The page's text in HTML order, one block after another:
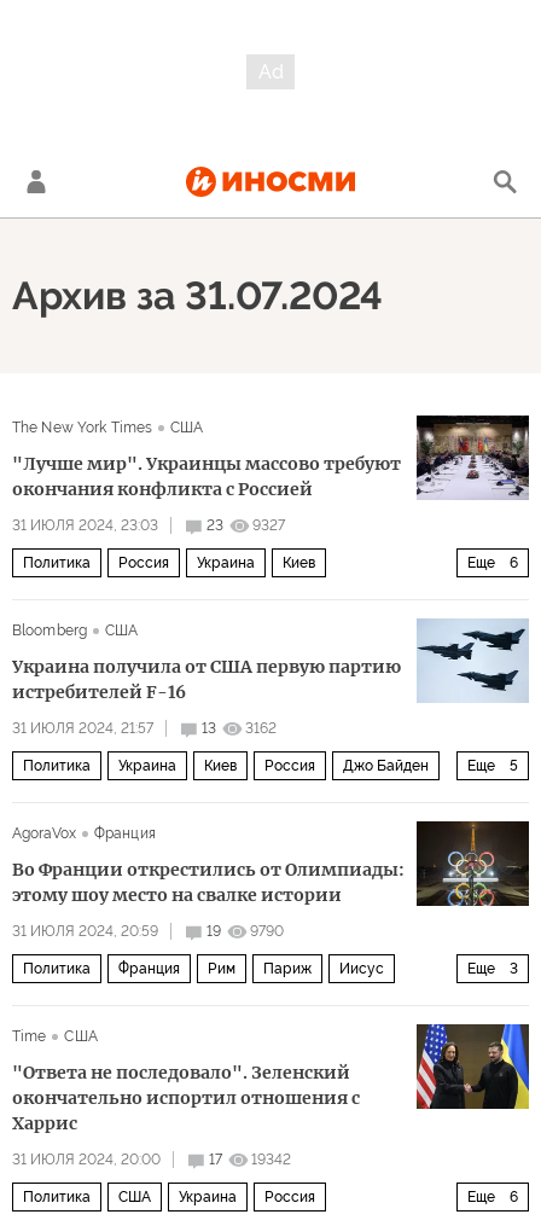
Архив за 31.07.2024
The New York Times США
"Лучше мир". Украинцы массово требуют
окончания конфликта с Россией
31 ИЮЛЯ 2024, 23:03 23 9327
Еще 6
Политика Россия Украина Киев
Bloomberg США
Украина получила от США первую партию
истребителей F-16
31 ИЮЛЯ 2024, 21:57 13 3162
Еще 5
Политика Украина Киев Россия Джо Байден
AgoraVox Франция
Во Франции открестились от Олимпиады:
этому шоу место на свалке истории
31 ИЮЛЯ 2024, 20:59 19 9790
Еще 3
Политика Франция Рим Париж Иисус
Time
США
"Ответа не последовало". Зеленский
окончательно испортил отношения с
Харрис
31 ИЮЛЯ 2024, 20:00 17 19342
Еще 6
Политика США Украина Россия